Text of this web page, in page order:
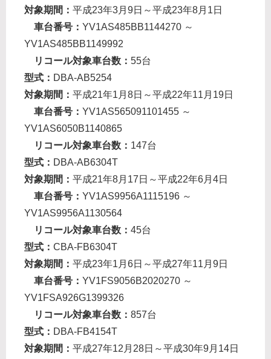
対象期間： 平成23年3月9日～平成23年8月1日
車台番号： YV1AS485BB1144270 ～
YV1AS485BB1149992
リコール対象車台数： 55台
型式： DBA-AB5254
対象期間： 平成21年1月8日～平成22年11月19日
車台番号： YV1AS565091101455 ～
YV1AS6050B1140865
リコール対象車台数： 147台
型式： DBA-AB6304T
対象期間： 平成21年8月17日～平成22年6月4日
車台番号： YV1AS9956A1115196 ～
YV1AS9956A1130564
リコール対象車台数： 45台
型式： CBA-FB6304T
対象期間： 平成23年1月6日～平成27年11月9日
車台番号： YV1FS9056B2020270 ～
YV1FSA926G1399326
リコール対象車台数： 857台
型式： DBA-FB4154T
対象期間： 平成27年12月28日～平成30年9月14日